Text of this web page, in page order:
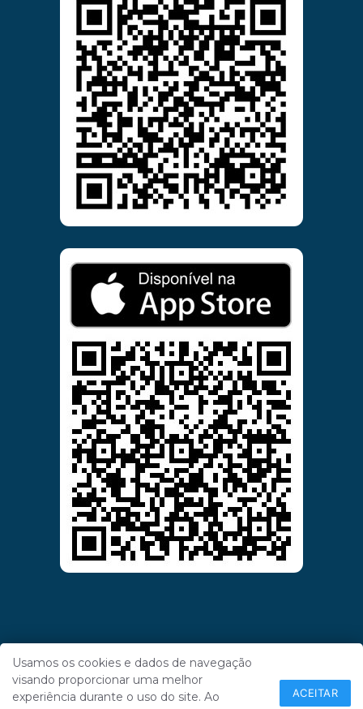
Usamos os cookies e dados de navegação
visando proporcionar uma melhor
experiência durante o uso do site. Ao
ACEITAR